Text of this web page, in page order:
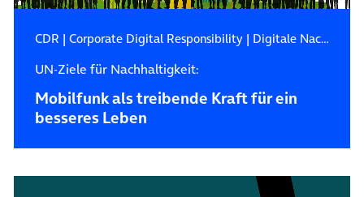
CDR | Corporate Digital Responsibility| Digitale Nachhaltigkeit
UN-Ziele für Nachhaltigkeit:
Mobilfunk als treibende Kraft für ein
besseres Leben